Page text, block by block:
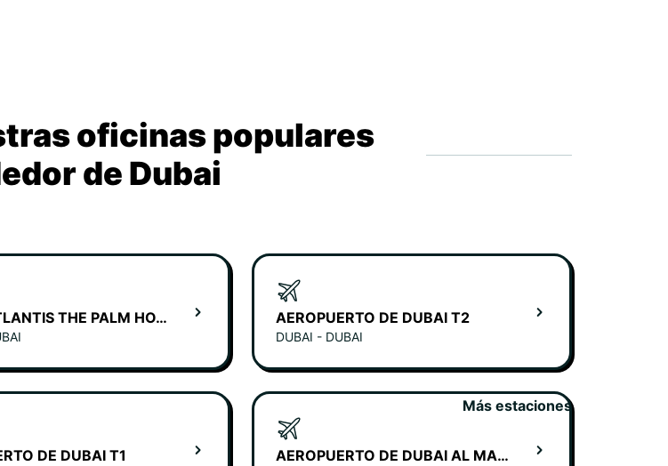
oficinas populares
de Dubai
DUBAI ATLANTIS THE PALM HOTEL AEROPUERTO DE DUBAI T2
DUBAI - DUBAI
DE DUBAI T1 AEROPUERTO DE DUBAI AL MAKTOUM
Más estaciones